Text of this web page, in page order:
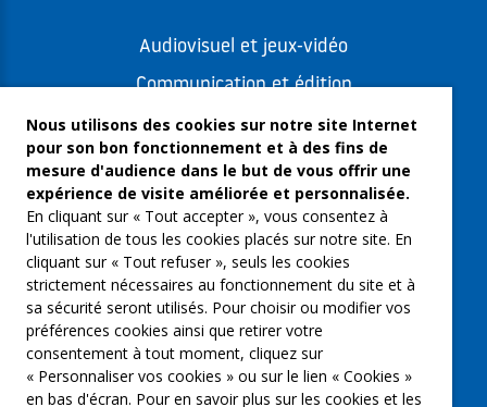
Audiovisuel et jeux-vidéo
Communication et édition
Freelances et artistes-auteurs
Musique et spectacles
Qui sommes-nous ?
Groupe Emargence
C’moi le chef
Actualités
Contactez nous
Mentions légales
Nous utilisons des cookies sur notre site Internet
pour son bon fonctionnement et à des fins de
mesure d'audience dans le but de vous offrir une
expérience de visite améliorée et personnalisée.
En cliquant sur « Tout accepter », vous consentez à
l'utilisation de tous les cookies placés sur notre site. En
cliquant sur « Tout refuser », seuls les cookies
strictement nécessaires au fonctionnement du site et à
sa sécurité seront utilisés. Pour choisir ou modifier vos
préférences cookies ainsi que retirer votre
consentement à tout moment, cliquez sur
« Personnaliser vos cookies » ou sur le lien « Cookies »
en bas d'écran. Pour en savoir plus sur les cookies et les